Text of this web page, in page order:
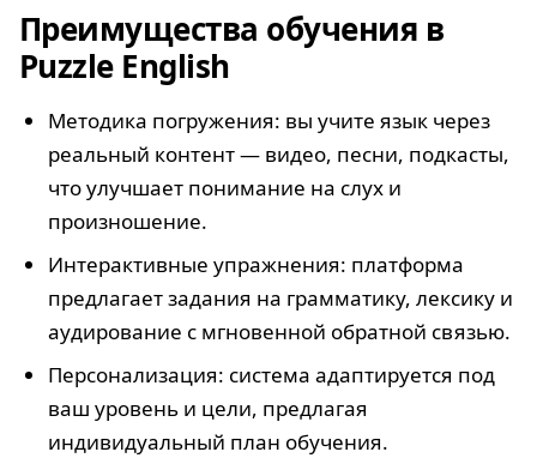
Преимущества обучения в
Puzzle English
Методика погружения: вы учите язык через
реальный контент — видео, песни, подкасты,
что улучшает понимание на слух и
произношение.
Интерактивные упражнения: платформа
предлагает задания на грамматику, лексику и
аудирование с мгновенной обратной связью.
Персонализация: система адаптируется под
ваш уровень и цели, предлагая
индивидуальный план обучения.